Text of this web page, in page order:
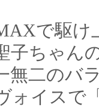
で駆
子ちゃん
無二のバ
ォイスで